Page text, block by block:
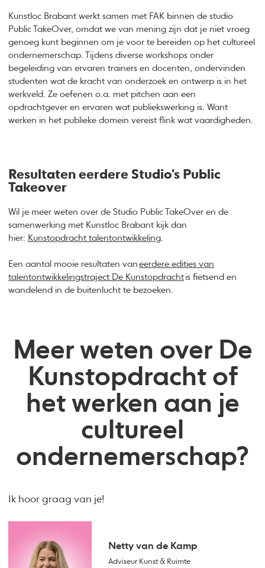
Kunstloc Brabant werkt samen met FAK binnen de studio
Public TakeOver, omdat we van mening zijn dat je niet vroeg
genoeg kunt beginnen om je voor te bereiden op het cultureel
ondernemerschap. Tijdens diverse workshops onder
begeleiding van ervaren trainers en docenten, ondervinden
studenten wat de kracht van onderzoek en ontwerp is in het
werkveld. Ze oefenen o.a. met pitchen aan een
opdrachtgever en ervaren wat publiekswerking is. Want
werken in het publieke domein vereist flink wat vaardigheden.
Resultaten eerdere Studio's Public
Takeover
Wil je meer weten over de Studio Public TakeOver en de
samenwerking met Kunstloc Brabant kijk dan
hier: Kunstopdracht talentontwikkeling
Een aantal mooie resultaten vaneerdere edities van
talentontwikkelingstraject De Kunstopdracht is fietsend en
wandelend in de buitenlucht te bezoeken.
Meer weten over De
Kunstopdracht of
het werken aan je
cultureel
ondernemerschap?
Ik hoor graag van je!
Netty van de Kamp
Adviseur Kunst & Ruimte